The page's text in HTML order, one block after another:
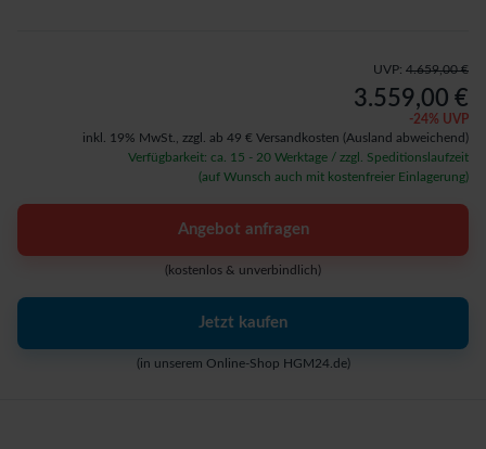
UVP: 4.659,00 €
3.559,00 €
-24% UVP
inkl. 19% MwSt., zzgl. ab 49 € Versandkosten (Ausland abweichend)
Verfügbarkeit: ca. 15 - 20 Werktage / zzgl. Speditionslaufzeit
(auf Wunsch auch mit kostenfreier Einlagerung)
Angebot anfragen
(kostenlos & unverbindlich)
Jetzt kaufen
(in unserem Online-Shop HGM24.de)